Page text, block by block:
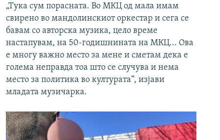
„Тука сум порасната. Во МКЦ од мала имам
свирено во мандолинскиот оркестар и сега се
бавам со авторска музика, цело време
настапувам, на 50-годишнината на МКЦ... Ова
е многу важно место за мене и сметам дека е
голема неправда тоа што се случува и нема
место за политика во културата“, изјави
младата музичарка.